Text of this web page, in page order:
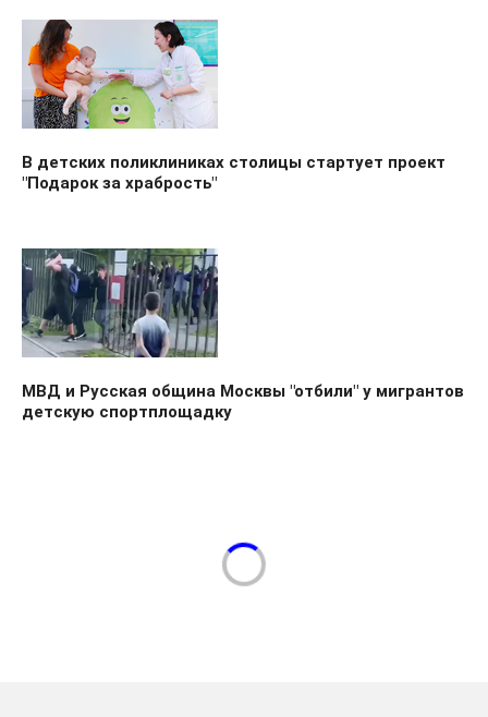
В детских поликлиниках столицы стартует проект
"Подарок за храбрость"
МВД и Русская община Москвы "отбили" у мигрантов
детскую спортплощадку